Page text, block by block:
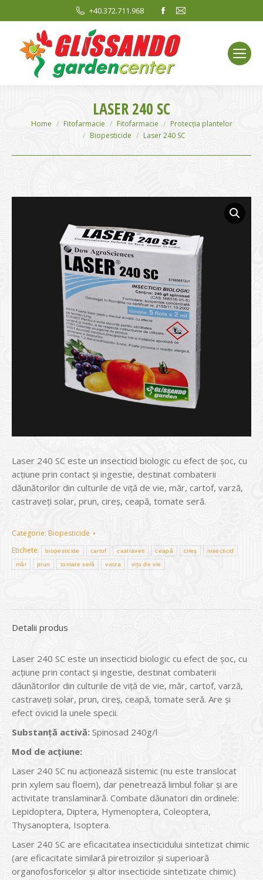
+40.372.711.968
Facebook
opens
in
new
window
Mail
window
LASER 240 SC
You are here:
Home Fitofarmacie Fitofarmacie
Protecția plantelor
Biopesticide
Laser 240 SC
Laser 240 SC este un insecticid biologic cu efect de șoc, cu
acțiune prin contact și ingestie, destinat combaterii
dăunătorilor din culturile de viță de vie, măr, cartof, varză,
castraveți solar, prun, cireș, ceapă, tomate seră.
Categorie: Biopesticide
Etichete:
biopesticide cartof castraveti ceapă cireș insecticid
măr prun tomate seră varza vița de vie
Detalii produs
Laser 240 SC este un insecticid biologic cu efect de șoc, cu
acțiune prin contact și ingestie, destinat combaterii
dăunătorilor din culturile de viță de vie, măr, cartof, varză,
castraveți solar, prun, cireș, ceapă, tomate seră. Are și
efect ovicid la unele specii.
Substanță activă: Spinosad 240g/l
Mod de acțiune:
Laser 240 SC nu acţionează sistemic (nu este translocat
prin xylem sau floem), dar penetrează limbul foliar și are
activitate translaminară. Combate dăunatori din ordinele:
Lepidoptera, Diptera, Hymenoptera, Coleoptera,
Thysanoptera, Isoptera.
Laser 240 SC are eficacitatea insecticidului sintetizat chimic
(are eficacitate similară piretroizilor și superioară
organofosforicelor și altor insecticide sintetizate chimic)